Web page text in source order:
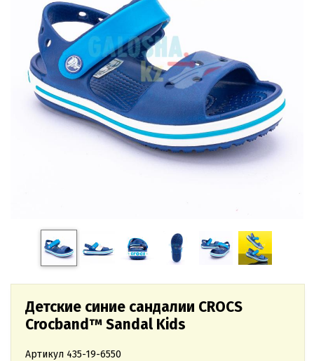
Детские синие сандалии CROCS
Crocband™ Sandal Kids
Артикул 435-19-6550